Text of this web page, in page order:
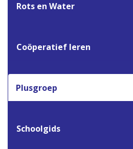
Rots en Water
Coöperatief leren
Plusgroep
Schoolgids